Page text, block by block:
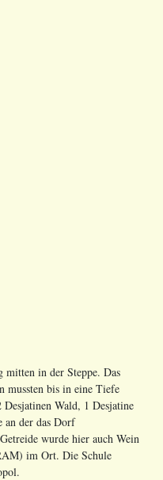
in der Steppe. Das
mussten bis in eine Tiefe
Wald, 1 Desjatine
an der das Dorf
wurde hier auch Wein
im Ort. Die Schule